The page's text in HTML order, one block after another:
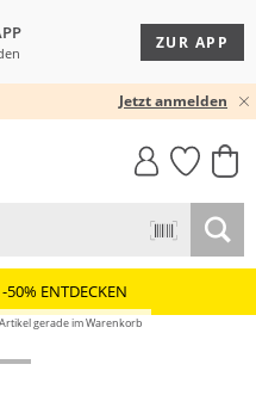
ZUR APP
Jetzt anmelden
MUST-HAVE
50% ENTDECKEN
gerade im Warenkorb